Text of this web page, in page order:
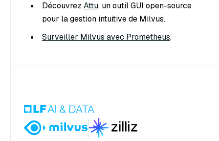
Découvrez Attu, un outil GUI open-source
pour la gestion intuitive de Milvus.
Surveiller Milvus avec Prometheus.